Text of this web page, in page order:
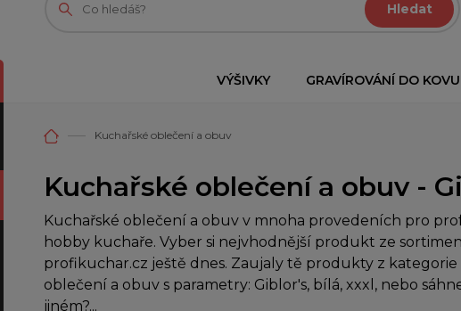
Hledat
VÝŠIVKY GRAVÍROVÁNÍ DO KOVU
Kuchařské oblečení a obuv
Kuchařské oblečení a obuv -
Kuchařské oblečení a obuv v mnoha provedeních pro
hobby kuchaře. Vyber si nejvhodnější produkt ze
profikuchar.cz ještě dnes. Zaujaly tě produkty z kategorie
oblečení a obuv s parametry: Giblor's, bílá, xxxl, nebo
jiném?...